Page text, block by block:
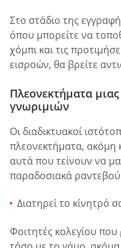
Στο στάδιο της
όπου μπορείτε να
χόμπι και τις
εισροών, θα βρείτε
Πλεονεκτήματα
γνωριμιών
Οι διαδικτυακοί
πλεονεκτήματα, ακόμη
αυτά που τείνουν να
παραδοσιακά
Διατηρεί το κίνητρό
Φοιτητές κολεγίου